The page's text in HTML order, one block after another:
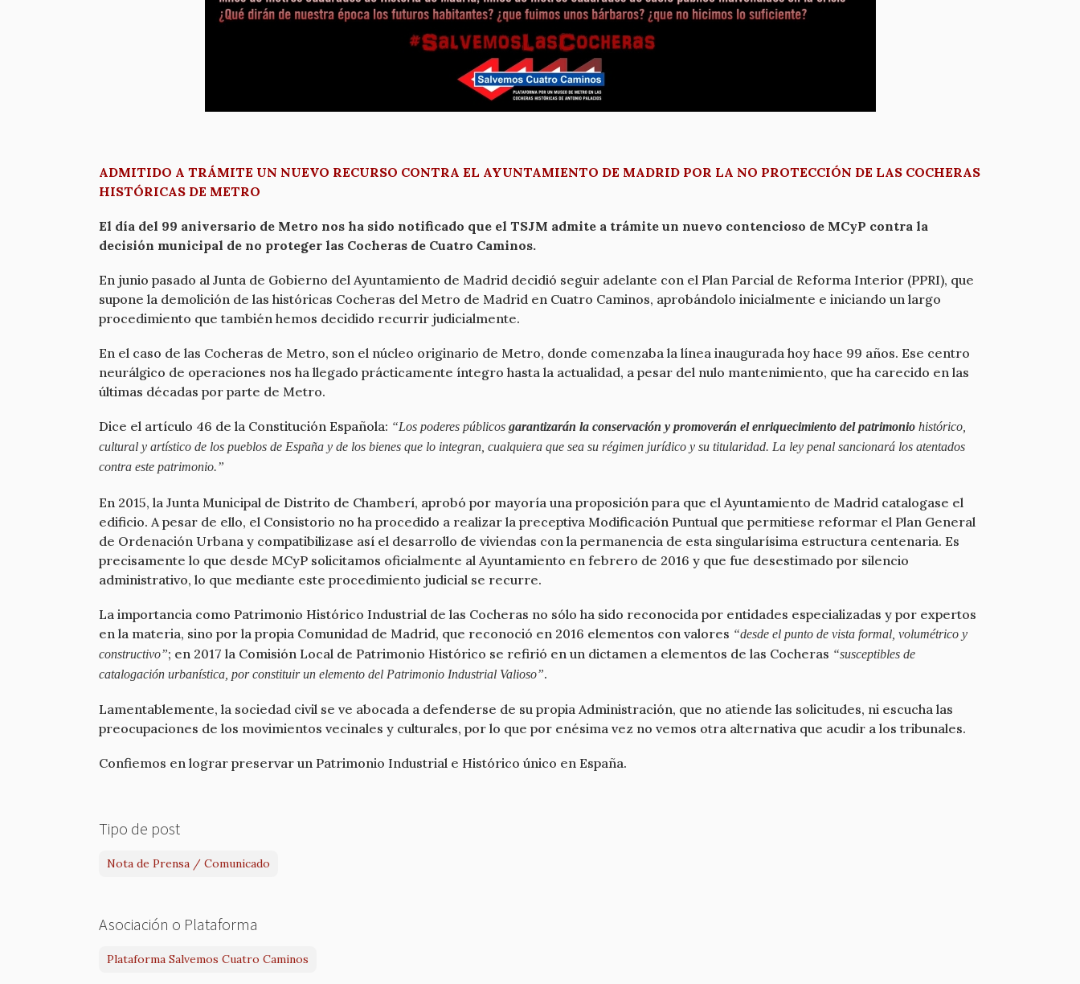
ADMITIDO A TRÁMITE UN NUEVO RECURSO CONTRA EL AYUNTAMIENTO DE MADRID POR LA NO PROTECCIÓN DE LAS COCHERAS
HISTÓRICAS DE METRO
El día del 99 aniversario de Metro nos ha sido notificado que el TSJM admite a trámite un nuevo contencioso de MCyP contra la
decisión municipal de no proteger las Cocheras de Cuatro Caminos.
En junio pasado al Junta de Gobierno del Ayuntamiento de Madrid decidió seguir adelante con el Plan Parcial de Reforma Interior (PPRI), que
supone la demolición de las históricas Cocheras del Metro de Madrid en Cuatro Caminos, aprobándolo inicialmente e iniciando un largo
procedimiento que también hemos decidido recurrir judicialmente.
En el caso de las Cocheras de Metro, son el núcleo originario de Metro, donde comenzaba la línea inaugurada hoy hace 99 años. Ese centro
neurálgico de operaciones nos ha llegado prácticamente íntegro hasta la actualidad, a pesar del nulo mantenimiento, que ha carecido en las
últimas décadas por parte de Metro.
Dice el artículo 46 de la Constitución Española: “Los poderes públicos garantizarán la conservación y promoverán el enriquecimiento del patrimonio histórico,
cultural y artístico de los pueblos de España y de los bienes que lo integran, cualquiera que sea su régimen jurídico y su titularidad. La ley penal sancionará los atentados
contra este patrimonio.”
En 2015, la Junta Municipal de Distrito de Chamberí, aprobó por mayoría una proposición para que el Ayuntamiento de Madrid catalogase el
edificio. A pesar de ello, el Consistorio no ha procedido a realizar la preceptiva Modificación Puntual que permitiese reformar el Plan General
de Ordenación Urbana y compatibilizase así el desarrollo de viviendas con la permanencia de esta singularísima estructura centenaria. Es
precisamente lo que desde MCyP solicitamos oficialmente al Ayuntamiento en febrero de 2016 y que fue desestimado por silencio
administrativo, lo que mediante este procedimiento judicial se recurre.
La importancia como Patrimonio Histórico Industrial de las Cocheras no sólo ha sido reconocida por entidades especializadas y por expertos
en la materia, sino por la propia Comunidad de Madrid, que reconoció en 2016 elementos con valores “desde el punto de vista formal, volumétrico y
constructivo”; en 2017 la Comisión Local de Patrimonio Histórico se refirió en un dictamen a elementos de las Cocheras “susceptibles de
catalogación urbanística, por constituir un elemento del Patrimonio Industrial Valioso”.
Lamentablemente, la sociedad civil se ve abocada a defenderse de su propia Administración, que no atiende las solicitudes, ni escucha las
preocupaciones de los movimientos vecinales y culturales, por lo que por enésima vez no vemos otra alternativa que acudir a los tribunales.
Confiemos en lograr preservar un Patrimonio Industrial e Histórico único en España.
Tipo de post
Nota de Prensa / Comunicado
Asociación o Plataforma
Plataforma Salvemos Cuatro Caminos